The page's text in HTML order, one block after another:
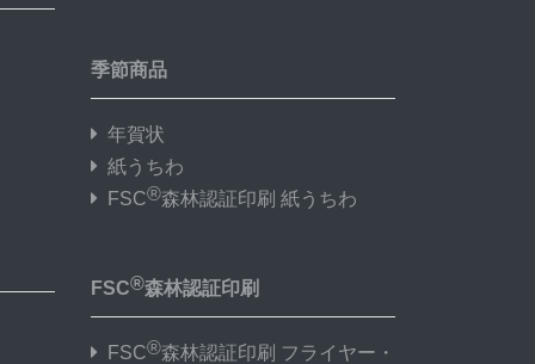
季節商品
年賀状
紙うちわ
FSC®森林認証印刷 紙うちわ
FSC®森林認証印刷
FSC®森林認証印刷 フライヤー・